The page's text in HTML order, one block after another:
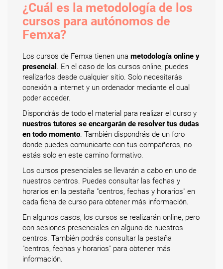
¿Cuál es la metodología de los
cursos para autónomos de
Femxa?
Los cursos de Femxa tienen una metodología online y
presencial . En el caso de los cursos online, puedes
realizarlos desde cualquier sitio. Solo necesitarás
conexión a internet y un ordenador mediante el cual
poder acceder.
Dispondrás de todo el material para realizar el curso y
nuestros tutores se encargarán de resolver tus dudas
en todo momento. También dispondrás de un foro
donde puedes comunicarte con tus compañeros, no
estás solo en este camino formativo.
Los cursos presenciales se llevarán a cabo en uno de
nuestros centros. Puedes consultar las fechas y
horarios en la pestaña "centros, fechas y horarios" en
cada ficha de curso para obtener más información.
En algunos casos, los cursos se realizarán online, pero
con sesiones presenciales en alguno de nuestros
centros. También podrás consultar la pestaña
"centros, fechas y horarios" para obtener más
información.